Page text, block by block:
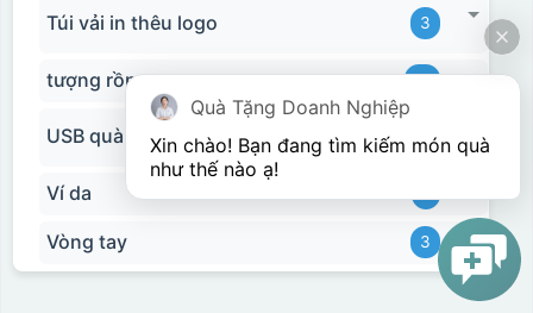
Túi vải in thêu logo 3
tượng rồng 15
USB quà tặng in logo
Ví da
Vòng tay 3
Quà Tặng Doanh Nghiệp
Xin chào! Bạn đang tìm kiếm món quà
như thế nào ạ!